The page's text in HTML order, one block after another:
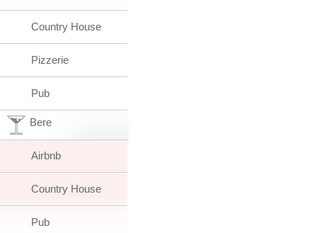
Country House
Pizzerie
Pub
Bere
Airbnb
Country House
Pub